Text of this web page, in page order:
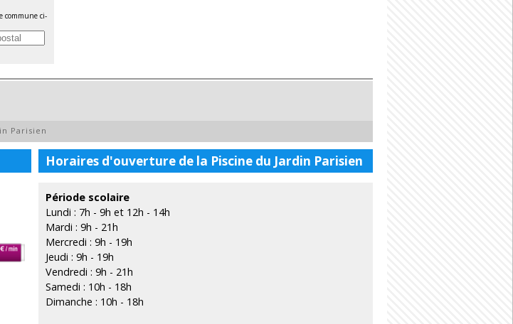
commune ci-
Parisien
Horaires d'ouverture de la Piscine du Jardin Parisien
Période scolaire
Lundi : 7h - 9h et 12h - 14h
Mardi : 9h - 21h
Mercredi : 9h - 19h
Jeudi : 9h - 19h
Vendredi : 9h - 21h
Samedi : 10h - 18h
Dimanche : 10h - 18h